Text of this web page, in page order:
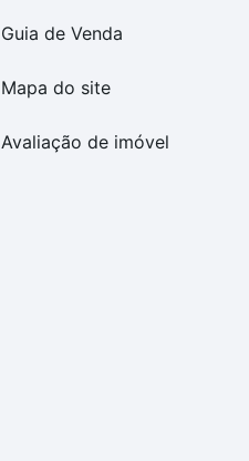
Guia de Venda
Mapa do site
Avaliação de imóvel